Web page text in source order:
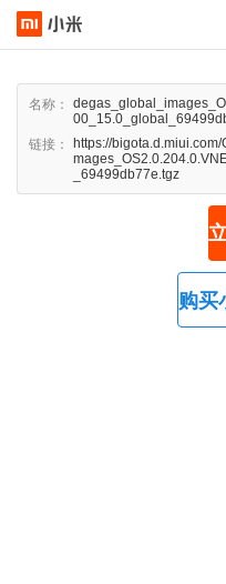
名称：
链接：
https://
_69499db77e.tgz
购买